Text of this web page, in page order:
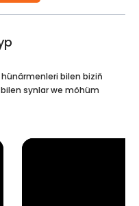
bilen biziň
synlar we möhüm